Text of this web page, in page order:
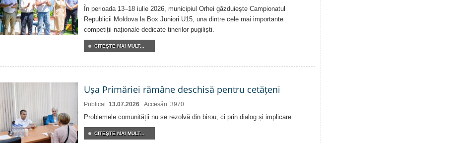
În perioada 13–18 iulie 2026, municipiul Orhei găzduiește Campionatul
Republicii Moldova la Box Juniori U15, una dintre cele mai importante
competiții naționale dedicate tinerilor pugiliști.
CITEŞTE MAI MULT...
Ușa Primăriei rămâne deschisă pentru cetățeni
Publicat: 13.07.2026 Accesări: 3970
Problemele comunității nu se rezolvă din birou, ci prin dialog și implicare.
CITEŞTE MAI MULT...